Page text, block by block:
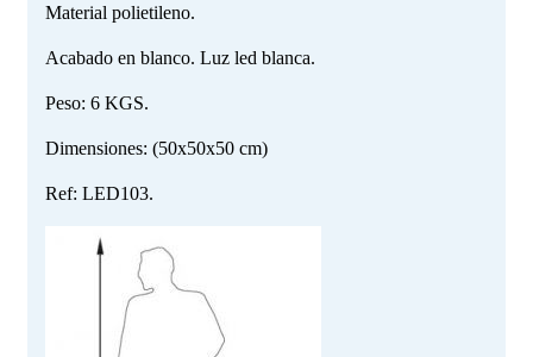
Material polietileno.
Acabado en blanco. Luz led blanca.
Peso: 6 KGS.
Dimensiones: (50x50x50 cm)
Ref: LED103.